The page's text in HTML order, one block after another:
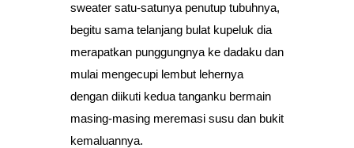
sweater satu-satunya penutup tubuhnya,
begitu sama telanjang bulat kupeluk dia
merapatkan punggungnya ke dadaku dan
mulai mengecupi lembut lehernya
dengan diikuti kedua tanganku bermain
masing-masing meremasi susu dan bukit
kemaluannya.